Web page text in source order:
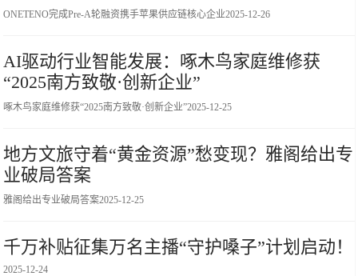
ONETENO完成Pre-A轮融资携手苹果供应链核心企业2025-12-26
AI驱动行业智能发展：啄木鸟家庭维修获
“2025南方致敬·创新企业”
啄木鸟家庭维修获“2025南方致敬·创新企业”2025-12-25
地方文旅守着“黄金资源”愁变现？雅阁给出专
业破局答案
雅阁给出专业破局答案2025-12-25
千万补贴征集万名主播“守护嗓子”计划启动！
2025-12-24